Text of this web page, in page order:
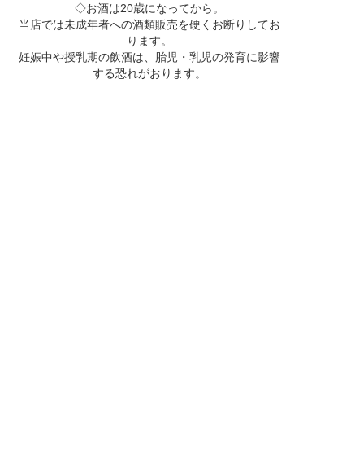
◇お酒は20歳になってから。
当店では未成年者への酒類販売を硬くお断りしてお
ります。
妊娠中や授乳期の飲酒は、胎児・乳児の発育に影響
する恐れがおります。